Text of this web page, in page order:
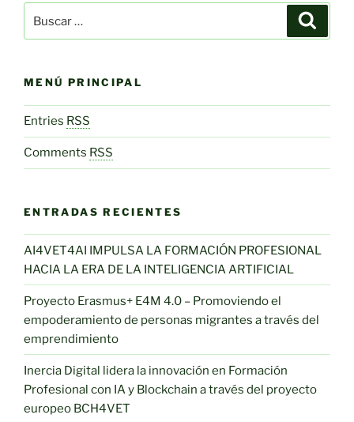
por:
MENÚ PRINCIPAL
Entries RSS
Comments RSS
ENTRADAS RECIENTES
AI4VET4AI IMPULSA LA FORMACIÓN PROFESIONAL
HACIA LA ERA DE LA INTELIGENCIA ARTIFICIAL
Proyecto Erasmus+ E4M 4.0 – Promoviendo el
empoderamiento de personas migrantes a través del
emprendimiento
Inercia Digital lidera la innovación en Formación
Profesional con IA y Blockchain a través del proyecto
europeo BCH4VET